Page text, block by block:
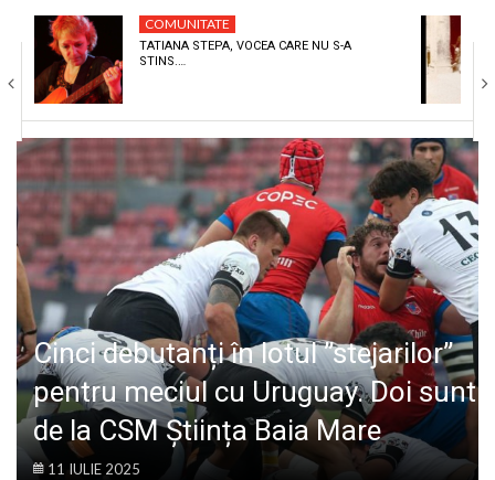
CULTURA
ECONOMIE
SANATATE
SPORT
SPECIAL
POLITIC
LIFE
COMUNITATE
TATIANA STEPA, VOCEA CARE NU S-A
STINS.…
Cinci debutanți în lotul ”stejarilor”
pentru meciul cu Uruguay. Doi sunt
de la CSM Știința Baia Mare
11 IULIE 2025